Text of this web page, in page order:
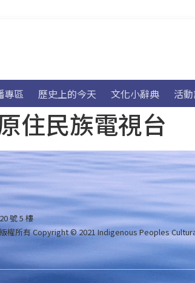
專區 歷史上的今天 文化小辭典 活
住民族電視台
號 5 樓
權所有Copyright © 2021 Indigenous Peoples